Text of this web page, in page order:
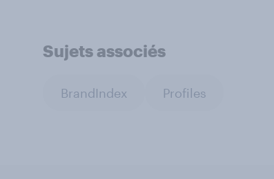
Sujets associés
BrandIndex Profiles